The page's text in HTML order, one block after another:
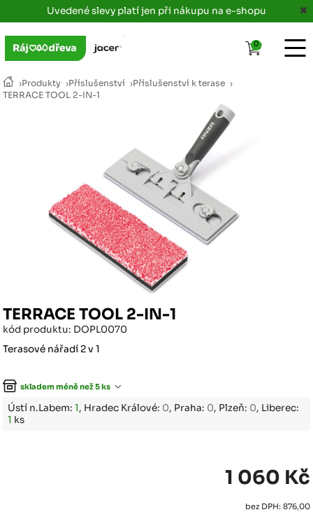
Uvedené slevy platí jen při nákupu na e-shopu
›Produkty ›Příslušenství ›Příslušenství k terase ›
TERRACE TOOL 2-IN-1
TERRACE TOOL 2-IN-1
kód produktu: DOPL0070
Terasové nářadí 2 v 1
skladem méně než 5 ks
Ústí n.Labem:1, Hradec Králové: 0, Praha: 0, Plzeň: 0, Liberec:
1 ks
1 060 Kč
bez DPH: 876,00
0